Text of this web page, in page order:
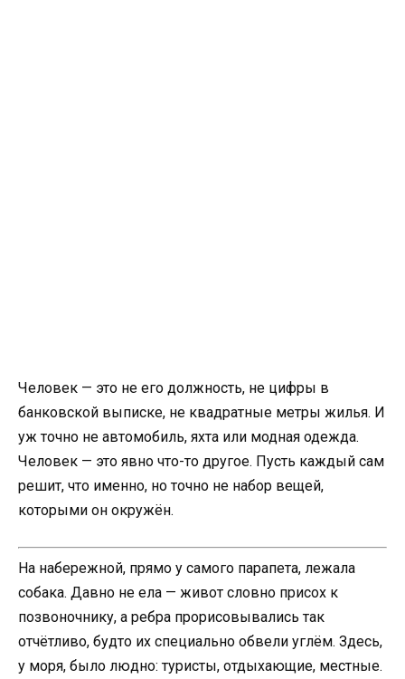
Человек — это не его должность, не цифры в
банковской выписке, не квадратные метры жилья. И
уж точно не автомобиль, яхта или модная одежда.
Человек — это явно что-то другое. Пусть каждый сам
решит, что именно, но точно не набор вещей,
которыми он окружён.
На набережной, прямо у самого парапета, лежала
собака. Давно не ела — живот словно присох к
позвоночнику, а ребра прорисовывались так
отчётливо, будто их специально обвели углём. Здесь,
у моря, было людно: туристы, отдыхающие, местные.